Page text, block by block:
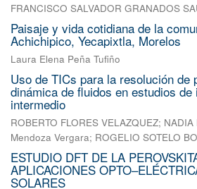
FRANCISCO SALVADOR GRANADOS
Paisaje y vida cotidiana de la
Achichipico, Yecapixtla, Morelos
Laura Elena Peña Tufiño
Uso de TICs para la resolución de
dinámica de fluidos en estudios
intermedio
ROBERTO FLORES VELAZQUEZ; NADIA
Mendoza Vergara; ROGELIO SOTELO
ESTUDIO DFT DE LA
APLICACIONES
SOLARES